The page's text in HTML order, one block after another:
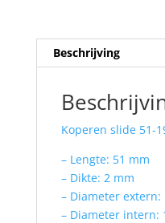
Beschrijving
Koperen slide 51-
– Lengte: 51 mm
– Dikte: 2 mm
– Diameter extern:
– Diameter intern: